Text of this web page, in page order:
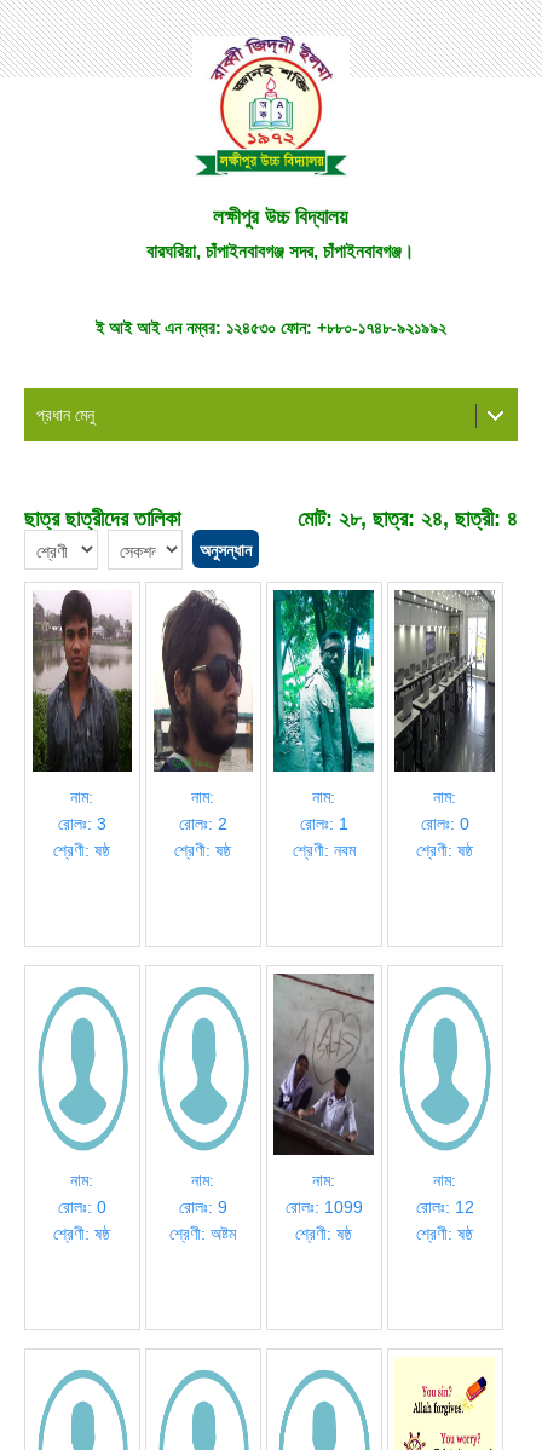
লক্ষীপুর উচ্চ বিদ্যালয়
বারঘরিয়া, চাঁপাইনবাবগঞ্জ সদর, চাঁপাইনবাবগঞ্জ।
ই আই আই এন নম্বর: ১২৪৫৩০ ফোন: +৮৮০-১৭৪৮-৯২১৯৯২
প্রধান মেনু
ছাত্র ছাত্রীদের তালিকা মোট: ২৮, ছাত্র: ২৪, ছাত্রী: ৪
নাম:
রোলঃ: 3
শ্রেণী: ষষ্ঠ
নাম:
রোলঃ: 2
শ্রেণী: ষষ্ঠ
নাম:
রোলঃ: 1
শ্রেণী: নবম
নাম:
রোলঃ: 0
শ্রেণী: ষষ্ঠ
নাম:
রোলঃ: 0
শ্রেণী: ষষ্ঠ
নাম:
রোলঃ: 9
শ্রেণী: অষ্টম
নাম:
রোলঃ: 1099
শ্রেণী: ষষ্ঠ
নাম:
রোলঃ: 12
শ্রেণী: ষষ্ঠ